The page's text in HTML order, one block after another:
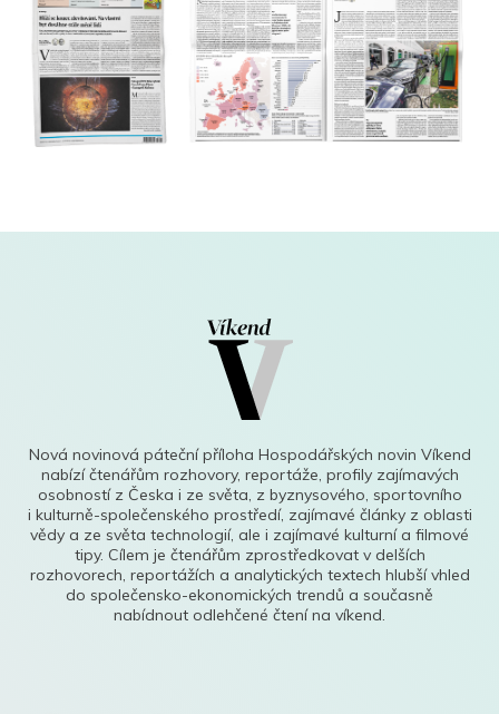
Nová novinová páteční příloha Hospodářských novin Víkend
nabízí čtenářům rozhovory, reportáže, profily zajímavých
osobností z Česka i ze světa, z byznysového, sportovního
i kulturně-společenského prostředí, zajímavé články z oblasti
vědy a ze světa technologií, ale i zajímavé kulturní a filmové
tipy. Cílem je čtenářům zprostředkovat v delších
rozhovorech, reportážích a analytických textech hlubší vhled
do společensko-ekonomických trendů a současně
nabídnout odlehčené čtení na víkend.